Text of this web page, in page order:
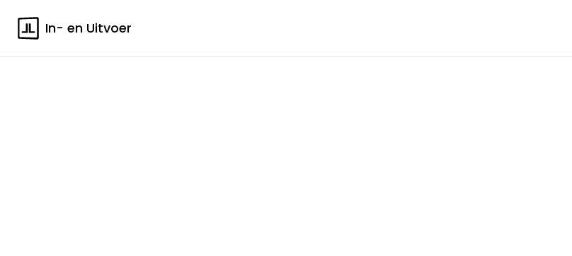
In- en Uitvoer